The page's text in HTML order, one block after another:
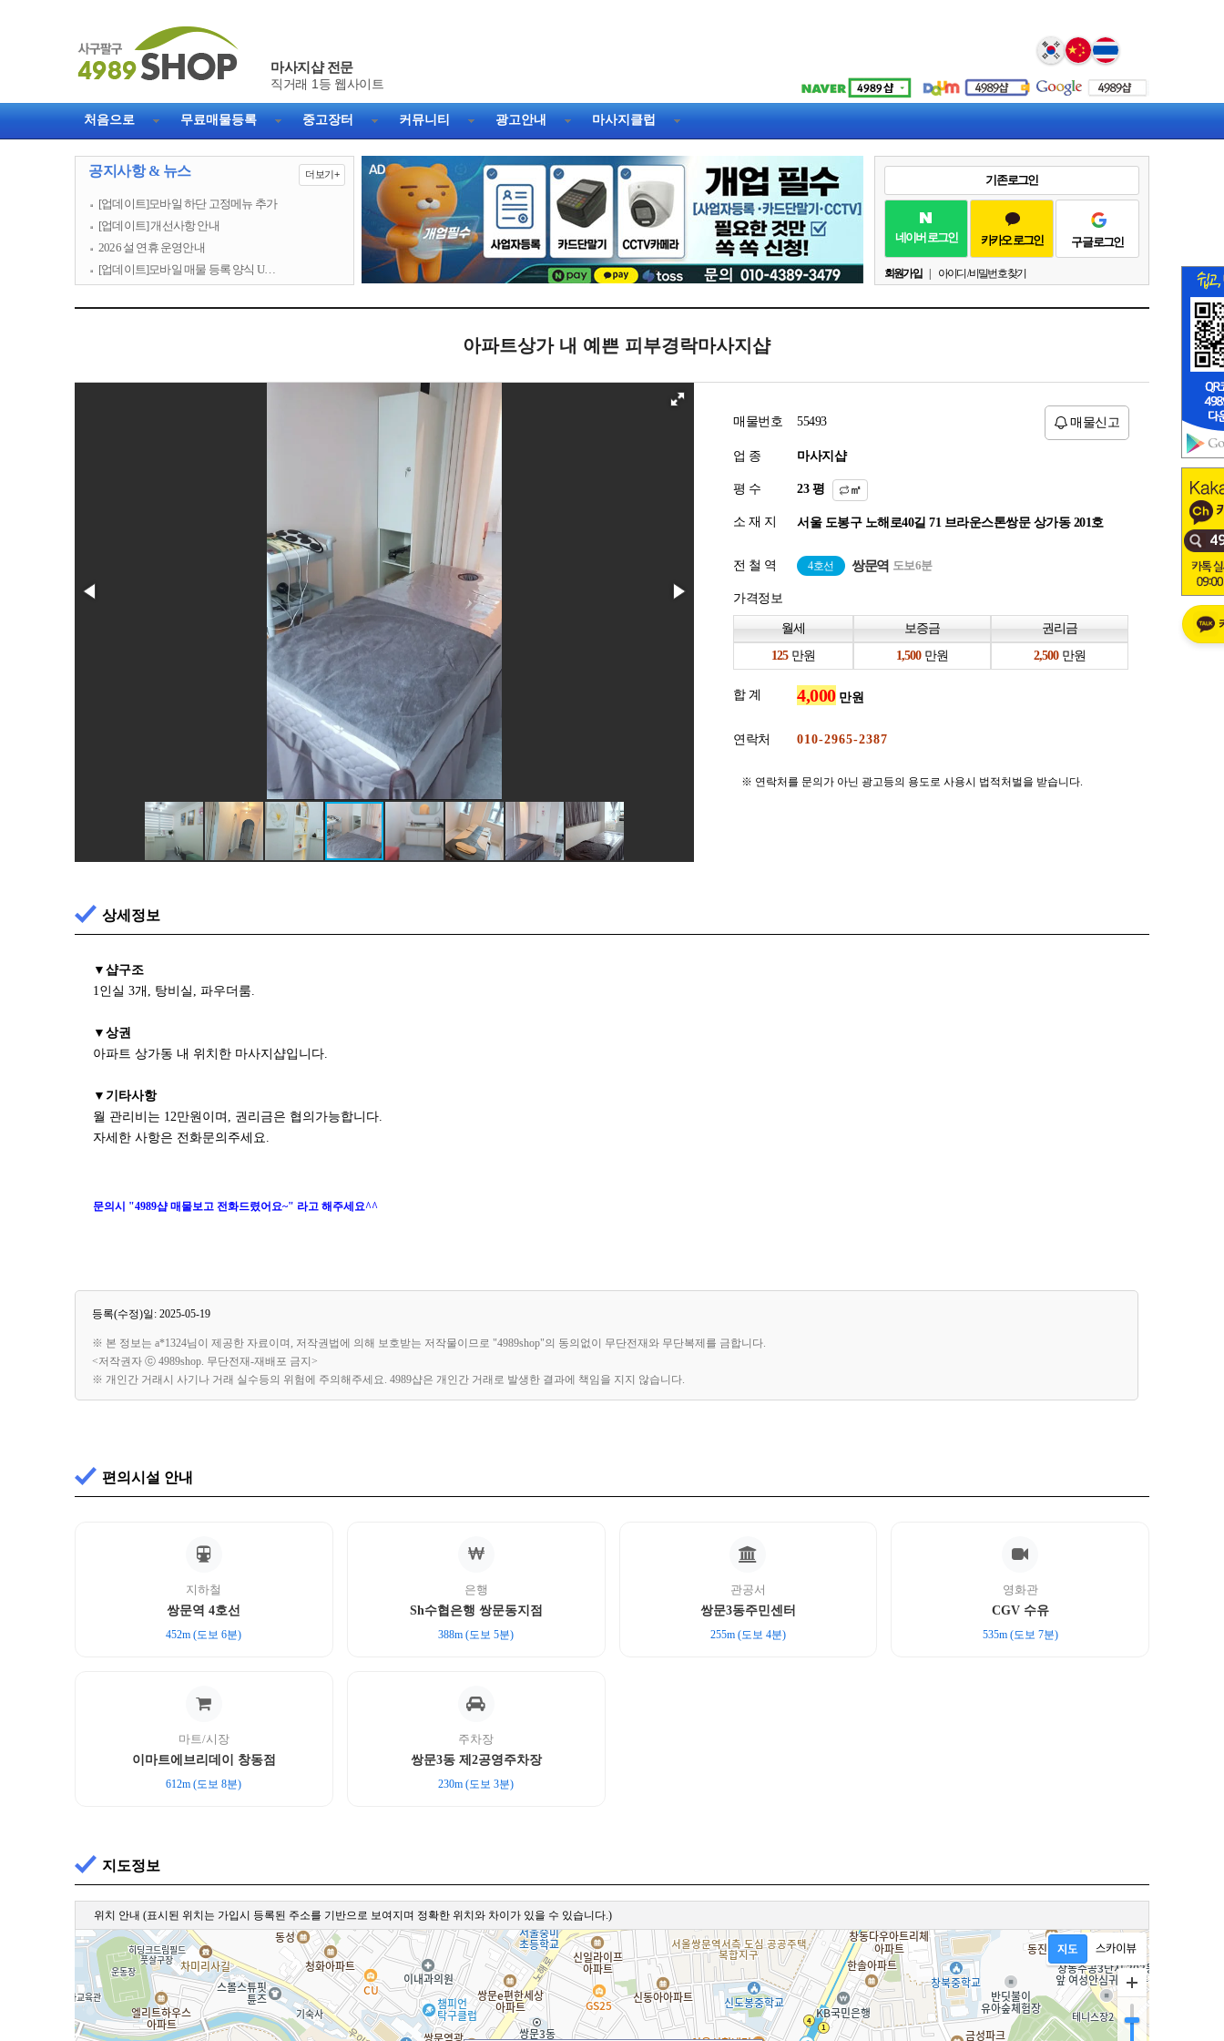
Select Language ▼
마사지샵 전문
직거래 1등 웹사이트
처음으로 무료매물등록 중고장터 커뮤니티 광고안내 마사지클럽
공지사항 & 뉴스 더보기+
[업데이트]모바일 하단 고정메뉴 추가
[업데이트] 개선사항 안내
2026 설 연휴 운영안내
[업데이트]모바일 매물 등록 양식 U…
기존 로그인
네이버 로그인 카카오 로그인 구글 로그인
회원가입 아이디 / 비밀번호 찾기
아파트상가 내 예쁜 피부경락마사지샵
매물번호 55493 매물신고
업 종 마사지샵
평 수 평 ㎡
소 재 지 서울 도봉구 노해로40길 71 브라운스톤쌍문 상가동 201호
전 철 역 4호선 쌍문역 도보6분
가격정보
월세 보증금
권리금
만원
만원 만원
합 계 만원
연락처
※ 연락처를 문의가 아닌 광고등의 용도로 사용시 법적처벌을 받습니다.
상세정보
▼샵구조
1인실 3개, 탕비실, 파우더룸.
▼상권
아파트 상가동 내 위치한 마사지샵입니다.
▼기타사항
월 관리비는 12만원이며, 권리금은 협의가능합니다.
자세한 사항은 전화문의주세요.
문의시 "4989샵 매물보고 전화드렸어요~" 라고 해주세요^^
등록(수정)일: 2025-05-19
※ 본 정보는 a*1324님이 제공한 자료이며, 저작권법에 의해 보호받는 저작물이므로 "4989shop"의 동의없이 무단전재와 무단복제를 금합니다.
<저작권자 ⓒ 4989shop. 무단전재-재배포 금지>
※ 개인간 거래시 사기나 거래 실수등의 위험에 주의해주세요. 4989샵은 개인간 거래로 발생한 결과에 책임을 지지 않습니다.
편의시설 안내
지하철
쌍문역 4호선
452m (도보 6분)
은행
Sh수협은행 쌍문동지점
388m (도보 5분)
관공서
쌍문3동주민센터
255m (도보 4분)
영화관
CGV 수유
535m (도보 7분)
마트/시장
이마트에브리데이 창동점
612m (도보 8분)
주차장
쌍문3동 제2공영주차장
230m (도보 3분)
지도정보
위치 안내 (표시된 위치는 가입시 등록된 주소를 기반으로 보여지며 정확한 위치와 차이가 있을 수 있습니다.)